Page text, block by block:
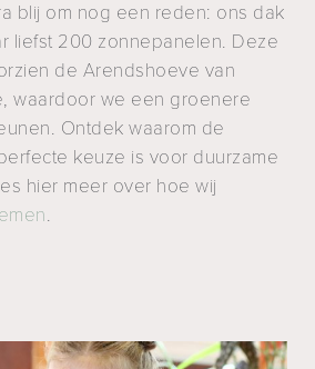
blij om nog een reden: ons dak
liefst 200 zonnepanelen. Deze
de Arendshoeve van
waardoor we een groenere
Ontdek waarom de
keuze is voor duurzame
hier meer over hoe wij
.